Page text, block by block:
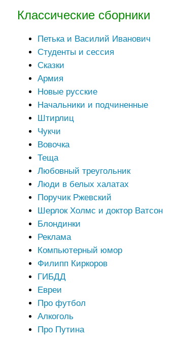
Классические сборники
Петька и Василий Иванович
Студенты и сессия
Сказки
Армия
Новые русские
Начальники и подчиненные
Штирлиц
Чукчи
Вовочка
Теща
Любовный треугольник
Люди в белых халатах
Поручик Ржевский
Шерлок Холмс и доктор Ватсон
Блондинки
Реклама
Компьютерный юмор
Филипп Киркоров
ГИБДД
Евреи
Про футбол
Алкоголь
Про Путина